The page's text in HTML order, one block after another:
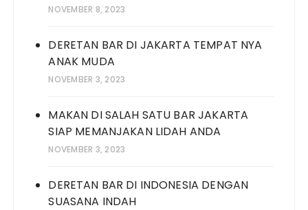
NOVEMBER 8, 2023
DERETAN BAR DI JAKARTA TEMPAT NYA
ANAK MUDA
NOVEMBER 3, 2023
MAKAN DI SALAH SATU BAR JAKARTA
SIAP MEMANJAKAN LIDAH ANDA
NOVEMBER 3, 2023
DERETAN BAR DI INDONESIA DENGAN
SUASANA INDAH